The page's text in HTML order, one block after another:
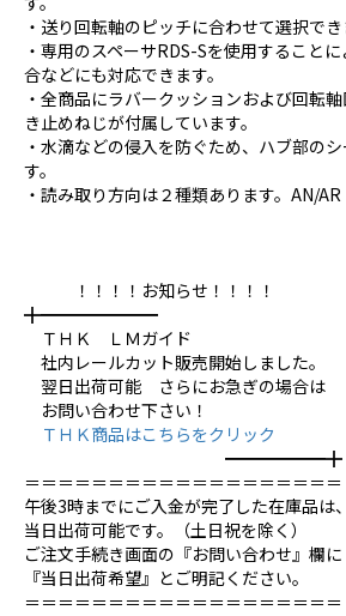
・送り回転軸のピッチに合わせて選択でき
・専用のスペーサRDS-Sを使用すること
合などにも対応できます。
・全商品にラバークッションおよび回転
き止めねじが付属しています。
・水滴などの侵入を防ぐため、ハブ部の
す。
・読み取り方向は２種類あります。AN/AR
！！！！お知らせ！！！！
╋━━━━━━━
ＴＨＫ ＬＭガイド
社内レールカット販売開始しました。
翌日出荷可能 さらにお急ぎの場合は
お問い合わせ下さい！
ＴＨＫ商品はこちらをクリック
━━━━━━╋
＝＝＝＝＝＝＝＝＝＝＝＝＝＝＝＝＝＝＝
午後3時までにご入金が完了した在庫品は、
当日出荷可能です。（土日祝を除く）
ご注文手続き画面の『お問い合わせ』欄に
『当日出荷希望』とご明記ください。
＝＝＝＝＝＝＝＝＝＝＝＝＝＝＝＝＝＝＝